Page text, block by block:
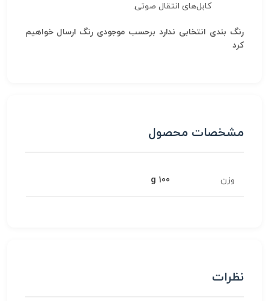
کابل‌های انتقال صوتی.
رنگ بندی انتخابی ندارد برحسب موجودی رنگ ارسال خواهیم
کرد
مشخصات محصول
وزن 100 g
نظرات